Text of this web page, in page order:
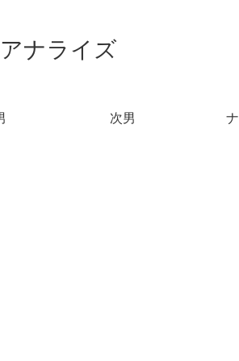
アナライズ
次男